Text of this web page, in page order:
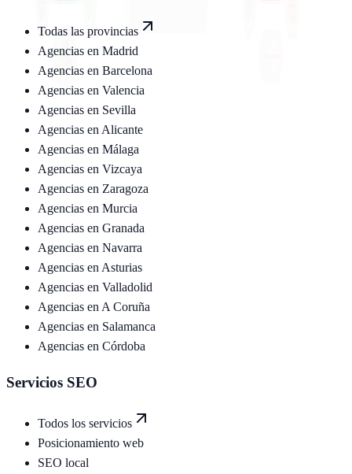
Todas las provincias
Agencias en Madrid
Agencias en Barcelona
Agencias en Valencia
Agencias en Sevilla
Agencias en Alicante
Agencias en Málaga
Agencias en Vizcaya
Agencias en Zaragoza
Agencias en Murcia
Agencias en Granada
Agencias en Navarra
Agencias en Asturias
Agencias en Valladolid
Agencias en A Coruña
Agencias en Salamanca
Agencias en Córdoba
Servicios SEO
Todos los servicios
Posicionamiento web
SEO local